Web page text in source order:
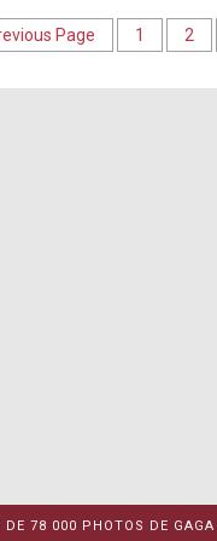
Page 1 2
DE 78 000 PHOTOS DE